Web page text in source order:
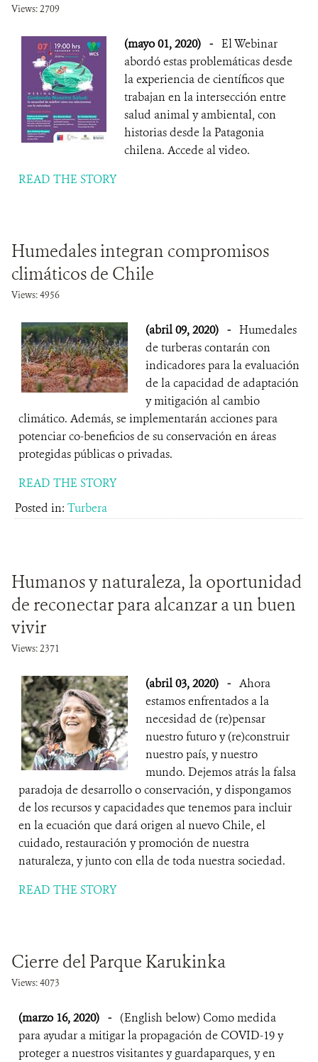
Views: 2709
(mayo 01, 2020) - El Webinar
abordó estas problemáticas desde
la experiencia de científicos que
trabajan en la intersección entre
salud animal y ambiental, con
historias desde la Patagonia
chilena. Accede al video.
READ THE STORY
Humedales integran compromisos
climáticos de Chile
Views: 4956
(abril 09, 2020) - Humedales
de turberas contarán con
indicadores para la evaluación
de la capacidad de adaptación
y mitigación al cambio
climático. Además, se implementarán acciones para
potenciar co-beneficios de su conservación en áreas
protegidas públicas o privadas.
READ THE STORY
Posted in: Turbera
Humanos y naturaleza, la oportunidad
de reconectar para alcanzar a un buen
vivir
Views: 2371
(abril 03, 2020) - Ahora
estamos enfrentados a la
necesidad de (re)pensar
nuestro futuro y (re)construir
nuestro país, y nuestro
mundo. Dejemos atrás la falsa
paradoja de desarrollo o conservación, y dispongamos
de los recursos y capacidades que tenemos para incluir
en la ecuación que dará origen al nuevo Chile, el
cuidado, restauración y promoción de nuestra
naturaleza, y junto con ella de toda nuestra sociedad.
READ THE STORY
Cierre del Parque Karukinka
Views: 4073
(marzo 16, 2020) - (English below) Como medida
para ayudar a mitigar la propagación de COVID-19 y
proteger a nuestros visitantes y guardaparques, y en